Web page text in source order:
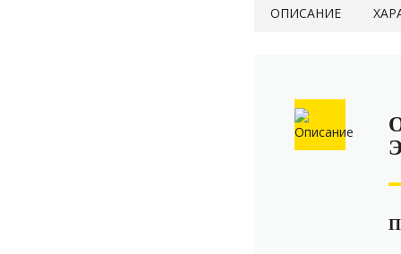
ОПИСАНИЕ